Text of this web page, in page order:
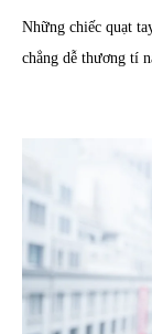
Những chiếc quạt
chẳng dễ thương tí